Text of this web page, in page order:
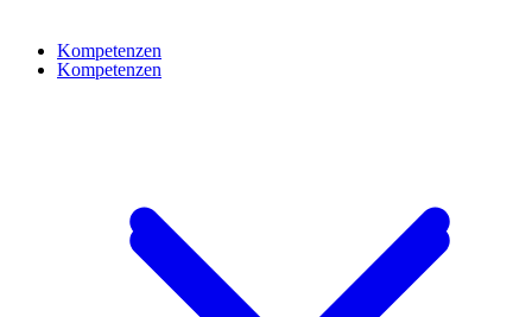
Kompetenzen
Kompetenzen